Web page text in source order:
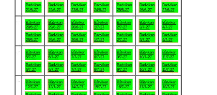
Badviken
21/6-27
Badviken
22/6-27
Badviken
23/6-27
Badviken
24/6-27
Badviken
25/6-27
Badviken
26/6-27
Badviken
27/6-27
Båtviken
28/6-27
Badviken
28/6-27
Båtviken
29/6-27
Badviken
29/6-27
Båtviken
30/6-27
Badviken
30/6-27
Båtviken
1/7-27
Badviken
1/7-27
Båtviken
2/7-27
Badviken
2/7-27
Båtviken
3/7-27
Badviken
3/7-27
Båtviken
4/7-27
Badviken
4/7-27
Båtviken
5/7-27
Badviken
5/7-27
Båtviken
6/7-27
Badviken
6/7-27
Båtviken
7/7-27
Badviken
7/7-27
Båtviken
8/7-27
Badviken
8/7-27
Båtviken
9/7-27
Badviken
9/7-27
Båtviken
10/7-27
Badviken
10/7-27
Båtviken
11/7-27
Badviken
11/7-27
Båtviken
12/7-27
Båtviken
13/7-27
Båtviken
14/7-27
Båtviken
15/7-27
Båtviken
16/7-27
Båtviken
17/7-27
Båtviken
18/7-27